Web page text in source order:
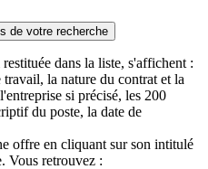
de votre recherche
dans la liste, s'affichent :
la nature du contrat et la
si précisé, les 200
du poste, la date de
offre en cliquant sur son intitulé
Vous retrouvez :